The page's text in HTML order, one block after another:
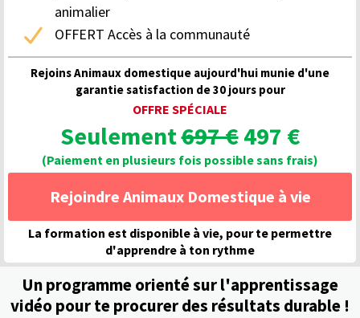
animalier
OFFERT Accès à la communauté
Rejoins Animaux domestique aujourd'hui munie d'une
garantie satisfaction de 30 jours pour
OFFRE SPÉCIALE
Seulement697 €497 €
(Paiement en plusieurs fois possible sans frais)
Rejoindre Animaux Domestique à vie
La formation est disponible à vie, pour te permettre
d'apprendre à ton rythme
Un programme orienté sur l'apprentissage
vidéo pour te procurer des résultats durable !